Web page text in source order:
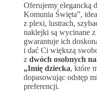
Oferujemy elegancką
Komunia Święta”,
z plexi, lustrach,
naklejki są wycinane
gwarantuje ich
i dać Ci większą
z dwóch osobnych
„Imię dziecka, które
dopasowując odstęp
preferencji.